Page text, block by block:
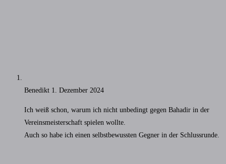
Benedikt 1. Dezember 2024
Ich weiß schon, warum ich nicht unbedingt gegen Bahadir in der
Vereinsmeisterschaft spielen wollte.
Auch so habe ich einen selbstbewussten Gegner in der Schlussrunde.